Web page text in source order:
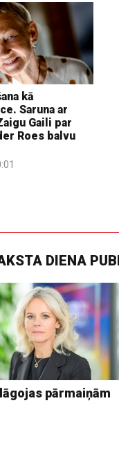
kā
Saruna ar
Gaili par
Roes balvu
DIENA
pārmaiņām